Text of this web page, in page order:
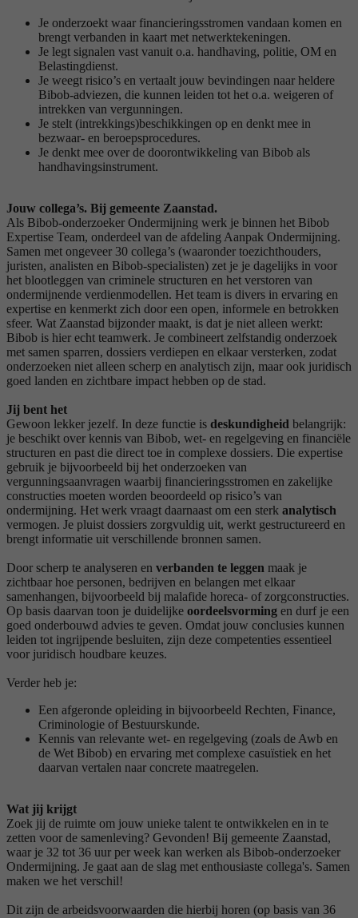
Je onderzoekt waar financieringsstromen vandaan komen en
brengt verbanden in kaart met netwerktekeningen.
Je legt signalen vast vanuit o.a. handhaving, politie, OM en
Belastingdienst.
Je weegt risico’s en vertaalt jouw bevindingen naar heldere
Bibob-adviezen, die kunnen leiden tot het o.a. weigeren of
intrekken van vergunningen.
Je stelt (intrekkings)beschikkingen op en denkt mee in
bezwaar- en beroepsprocedures.
Je denkt mee over de doorontwikkeling van Bibob als
handhavingsinstrument.
Jouw collega’s. Bij gemeente Zaanstad.
Als Bibob-onderzoeker Ondermijning werk je binnen het Bibob
Expertise Team, onderdeel van de afdeling Aanpak Ondermijning.
Samen met ongeveer 30 collega’s (waaronder toezichthouders,
juristen, analisten en Bibob-specialisten) zet je je dagelijks in voor
het blootleggen van criminele structuren en het verstoren van
ondermijnende verdienmodellen. Het team is divers in ervaring en
expertise en kenmerkt zich door een open, informele en betrokken
sfeer. Wat Zaanstad bijzonder maakt, is dat je niet alleen werkt:
Bibob is hier echt teamwerk. Je combineert zelfstandig onderzoek
met samen sparren, dossiers verdiepen en elkaar versterken, zodat
onderzoeken niet alleen scherp en analytisch zijn, maar ook juridisch
goed landen en zichtbare impact hebben op de stad.
Jij bent het
Gewoon lekker jezelf. In deze functie is deskundigheid belangrijk:
je beschikt over kennis van Bibob, wet- en regelgeving en financiële
structuren en past die direct toe in complexe dossiers. Die expertise
gebruik je bijvoorbeeld bij het onderzoeken van
vergunningsaanvragen waarbij financieringsstromen en zakelijke
constructies moeten worden beoordeeld op risico’s van
ondermijning. Het werk vraagt daarnaast om een sterk analytisch
vermogen. Je pluist dossiers zorgvuldig uit, werkt gestructureerd en
brengt informatie uit verschillende bronnen samen.
Door scherp te analyseren en verbanden te leggen maak je
zichtbaar hoe personen, bedrijven en belangen met elkaar
samenhangen, bijvoorbeeld bij malafide horeca- of zorgconstructies.
Op basis daarvan toon je duidelijke oordeelsvorming en durf je een
goed onderbouwd advies te geven. Omdat jouw conclusies kunnen
leiden tot ingrijpende besluiten, zijn deze competenties essentieel
voor juridisch houdbare keuzes.
Verder heb je:
Een afgeronde opleiding in bijvoorbeeld Rechten, Finance,
Criminologie of Bestuurskunde.
Kennis van relevante wet- en regelgeving (zoals de Awb en
de Wet Bibob) en ervaring met complexe casuïstiek en het
daarvan vertalen naar concrete maatregelen.
Wat jij krijgt
Zoek jij de ruimte om jouw unieke talent te ontwikkelen en in te
zetten voor de samenleving? Gevonden! Bij gemeente Zaanstad,
waar je 32 tot 36 uur per week kan werken als Bibob-onderzoeker
Ondermijning. Je gaat aan de slag met enthousiaste collega's. Samen
maken we het verschil!
Dit zijn de arbeidsvoorwaarden die hierbij horen (op basis van 36